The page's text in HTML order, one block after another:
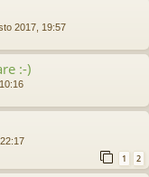
2017, 19:57
:-)
1 2